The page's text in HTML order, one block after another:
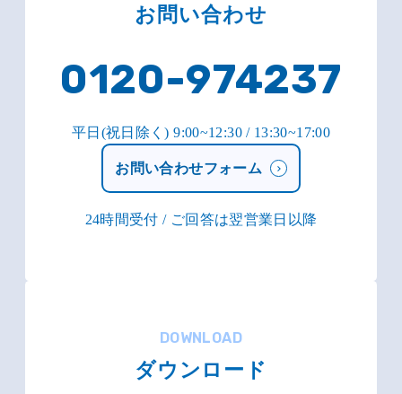
お問い合わせ
0120-974237
平日(祝日除く) 9:00~12:30 / 13:30~17:00
お問い合わせフォーム
24時間受付 / ご回答は翌営業日以降
DOWNLOAD
ダウンロード